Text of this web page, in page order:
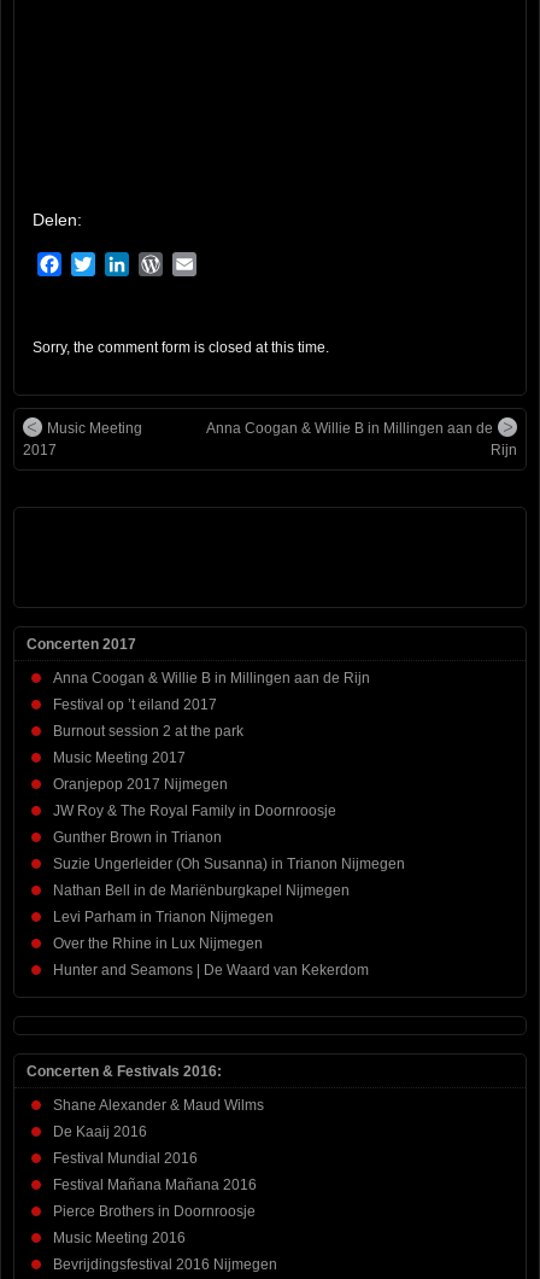
Delen:
Facebook
TwitterLinkedInWordPress
Sorry, the comment form is closed at this time.
Music Meeting
2017
Anna Coogan & Willie B in Millingen aan de
Rijn
Concerten 2017
Anna Coogan & Willie B in Millingen aan de Rijn
Festival op ’t eiland 2017
Burnout session 2 at the park
Music Meeting 2017
Oranjepop 2017 Nijmegen
JW Roy & The Royal Family in Doornroosje
Gunther Brown in Trianon
Suzie Ungerleider (Oh Susanna) in Trianon Nijmegen
Nathan Bell in de Mariënburgkapel Nijmegen
Levi Parham in Trianon Nijmegen
Over the Rhine in Lux Nijmegen
Hunter and Seamons | De Waard van Kekerdom
Concerten & Festivals 2016:
Shane Alexander & Maud Wilms
De Kaaij 2016
Festival Mundial 2016
Festival Mañana Mañana 2016
Pierce Brothers in Doornroosje
Music Meeting 2016
Bevrijdingsfestival 2016 Nijmegen